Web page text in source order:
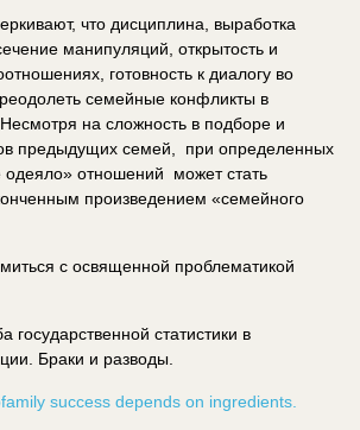
что дисциплина, выработка
манипуляций, открытость и
готовность к диалогу во
семейные конфликты в
на сложность в подборе и
предыдущих семей, при определенных
одеяло» отношений может стать
произведением «семейного
с освященной проблематикой
государственной статистики в
Браки и разводы.
success depends on ingredients.